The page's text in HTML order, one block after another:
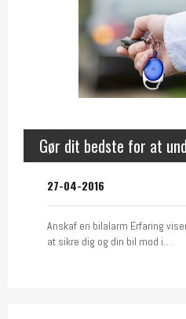
Gør dit bedste for at
27-04-2016
Anskaf en bilalarm Erfaring
at sikre dig og din bil mod i…